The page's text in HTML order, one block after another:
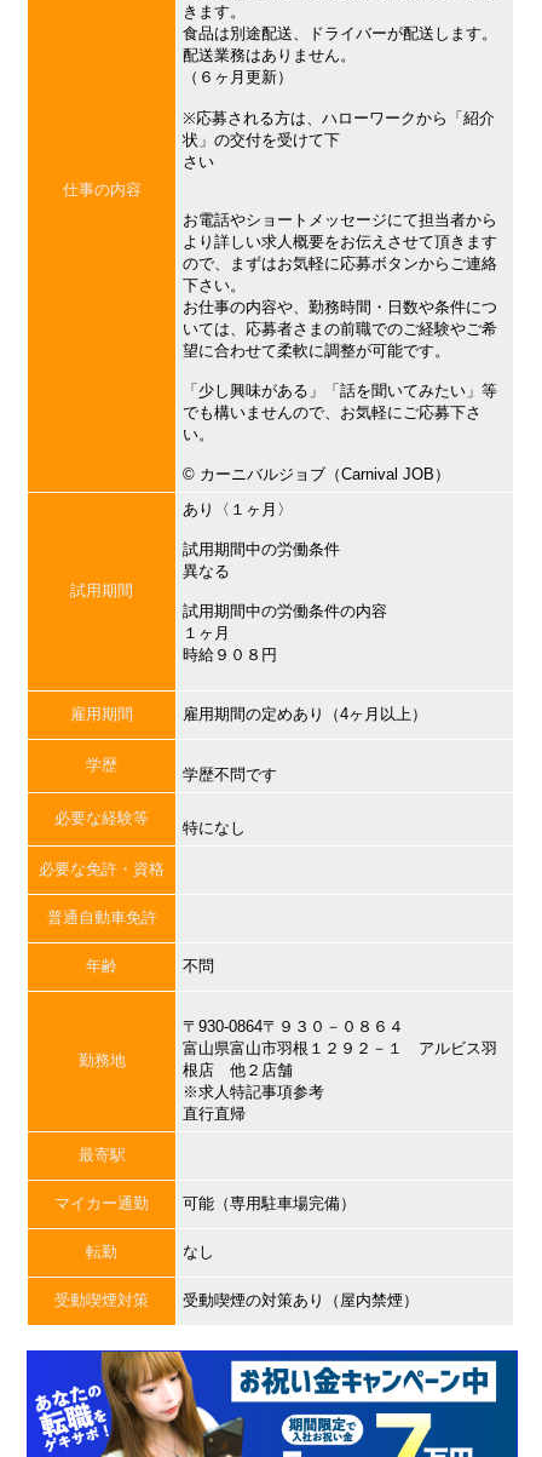
仕事の内容
きます。
食品は別途配送、ドライバーが配送します。
配送業務はありません。
（６ヶ月更新）
※応募される方は、ハローワークから「紹介
状」の交付を受けて下
さい
お電話やショートメッセージにて担当者から
より詳しい求人概要をお伝えさせて頂きます
ので、まずはお気軽に応募ボタンからご連絡
下さい。
お仕事の内容や、勤務時間・日数や条件につ
いては、応募者さまの前職でのご経験やご希
望に合わせて柔軟に調整が可能です。
「少し興味がある」「話を聞いてみたい」等
でも構いませんので、お気軽にご応募下さ
い。
©︎ カーニバルジョブ（Carnival JOB）
試用期間
あり〈１ヶ月〉
試用期間中の労働条件
異なる
試用期間中の労働条件の内容
１ヶ月
時給９０８円
雇用期間 雇用期間の定めあり（4ヶ月以上）
学歴
学歴不問です
必要な経験等
特になし
必要な免許・資格
普通自動車免許
年齢 不問
勤務地
〒930-0864〒９３０－０８６４
富山県富山市羽根１２９２－１ アルビス羽
根店 他２店舗
※求人特記事項参考
直行直帰
最寄駅
マイカー通勤 可能（専用駐車場完備）
転勤 なし
受動喫煙対策 受動喫煙の対策あり（屋内禁煙）